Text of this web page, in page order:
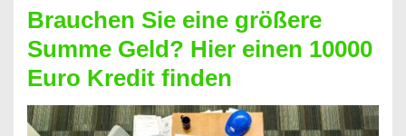
Geht
das
überhaupt?
Na
klar!
Brauchen Sie eine größere
Summe Geld? Hier einen 10000
Euro Kredit finden